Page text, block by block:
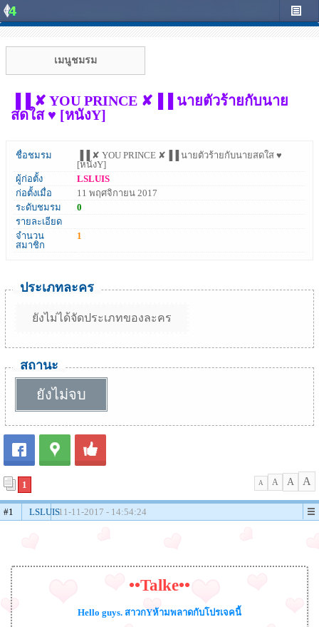
เมนูชมรม
▐▐ ✘ YOU PRINCE ✘▐▐ นายตัวร้ายกับนาย
สดใส ♥ [หนังY]
ชื่อชมรม
▐▐ ✘ YOU PRINCE ✘▐▐ นายตัวร้ายกับนายสดใส ♥
[หนังY]
ผู้ก่อตั้ง
LSLUIS
ก่อตั้งเมื่อ
11 พฤศจิกายน 2017
ระดับชมรม
0
รายละเอียด
จำนวน
สมาชิก
1
ประเภทละคร
ยังไม่ได้จัดประเภทของละคร
สถานะ
ยังไม่จบ
1 A A A A
#1 LSLUIS11-11-2017 - 14:54:24
••Talke••
Hello guys. สาวกYห้ามพลาดกับโปรเจคนี้